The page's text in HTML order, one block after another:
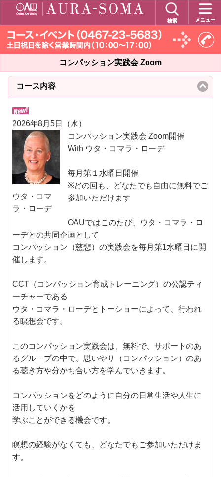
検索 メニュー
コンパッション実践会 Zoom
コース内容
to
2026年8月5日（水）
ウタ・コマ
ラ・ローデ
コンパッション実践会 Zoom開催
With ウタ・コマラ・ローデ
毎月第１水曜日開催
※どの回も、どなたでも自由に無料でご
参加いただけます
OAUではこのたび、ウタ・コマラ・ロ
ーデとの共同企画として
コンパッション（慈悲）の実践会を毎月第1水曜日に開
催します。
CCT（コンパッション育成トレーニング）の公認ティ
ーチャーである
ウタ・コマラ・ローデとトーショーによって、行われ
る瞑想会です。
このコンパッション実践会は、無料で、サポートのあ
るグループの中で、思いやり（コンパッション）のあ
る聴き方や分かち合い方を学んでいきます。
コンパッションをどのように自分の日常生活や人生に
活用していくかを
学ぶことができる機会です。
瞑想の経験がなくても、どなたでもご参加いただけま
す。